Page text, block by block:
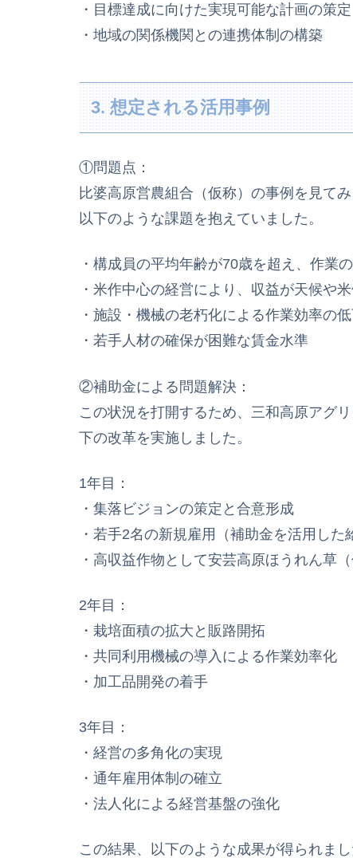
・目標達成に向けた実現可能な計画の策定
・地域の関係機関との連携体制の構築
3. 想定される活用事例
①問題点：
比婆高原営農組合（仮称）の事例を見て
以下のような課題を抱えていました。
・構成員の平均年齢が70歳を超え、作業
・米作中心の経営により、収益が天候や
・施設・機械の老朽化による作業効率の
・若手人材の確保が困難な賃金水準
②補助金による問題解決：
この状況を打開するため、三和高原アグ
下の改革を実施しました。
1年目：
・集落ビジョンの策定と合意形成
・若手2名の新規雇用（補助金を活用した
・高収益作物として安芸高原ほうれん草
2年目：
・栽培面積の拡大と販路開拓
・共同利用機械の導入による作業効率化
・加工品開発の着手
3年目：
・経営の多角化の実現
・通年雇用体制の確立
・法人化による経営基盤の強化
この結果、以下のような成果が得られまし